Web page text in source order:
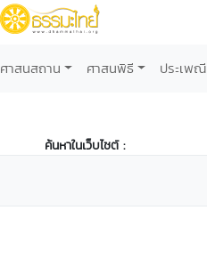
ศาสนสถาน ศาสนพิธี ประเพณี
ค้นหาในเว็บไซต์ :